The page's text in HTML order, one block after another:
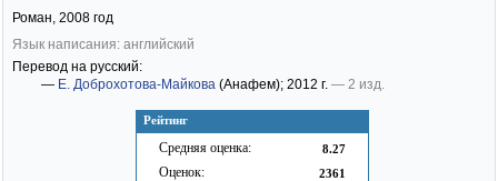
Рейтинг
Средняя оценка: 8.27
Оценок: 2361
Роман, 2008 год
Язык написания: английский
Перевод на русский:
— Е. Доброхотова-Майкова (Анафем); 2012 г. — 2 изд.